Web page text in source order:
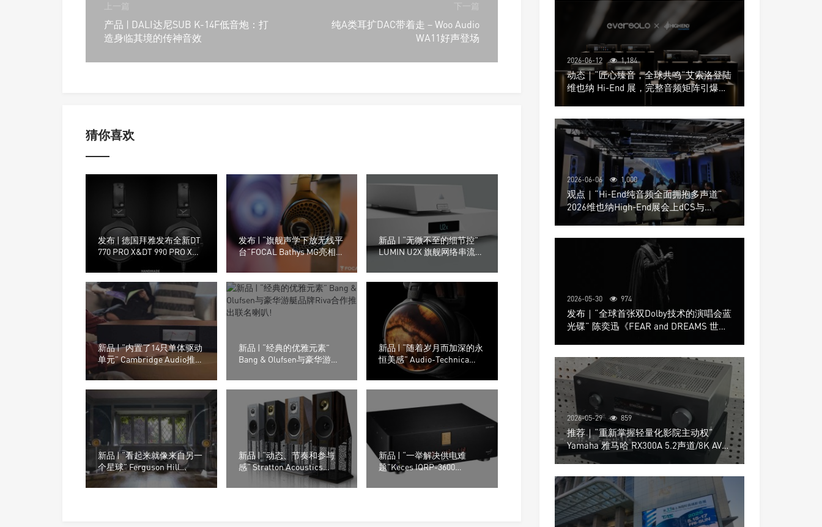
上一篇
产品 | DALI达尼SUB K-14F低音炮：打
造身临其境的传神音效
下一篇
纯A类耳扩DAC带着走－Woo Audio
WA11好声登场
猜你喜欢
发布 | 德国拜雅发布全新DT
770 PRO X&DT 990 PRO X专
业监听耳机
发布 | “旗舰声学下放无线平
台”FOCAL Bathys MG亮相上
新品 | “无微不至的细节控”
LUMIN U2X 旗舰网络串流转
新品 | “内置了14只单体驱动
单元” Cambridge Audio推出
的Evo One无线串流喇叭
新品 | “经典的优雅元素”
Bang & Olufsen与豪华游艇
新品 | “随着岁月而加深的永
恒美感” Audio-Technica
ATH-AWKG Kurogaki木制外
壳耳机
新品 | “看起来就像来自另一
个星球” Ferguson Hill
Jetstream音箱系统
新品 | “动态、节奏和参与
感” Stratton Acoustics
Element 12音箱
新品 | “一举解决供电难
题”Keces IQRP-3600
2026-06-12 1,184
动态｜“匠心臻音，全球共鸣”艾索洛登陆
维也纳 Hi-End 展，完整音频矩阵引爆关
2026-06-06 1,000
观点｜“Hi-End纯音频全面拥抱多声道”
2026维也纳High-End展会上dCS与
Trinnov Audio搭建多声道演示系统
2026-05-30 974
发布｜“全球首张双Dolby技术的演唱会蓝
光碟” 陈奕迅《FEAR and DREAMS 世界
2026-05-29 859
推荐｜“重新掌握轻量化影院主动权”
Yamaha 雅马哈 RX300A 5.2声道/8K AV放
大器